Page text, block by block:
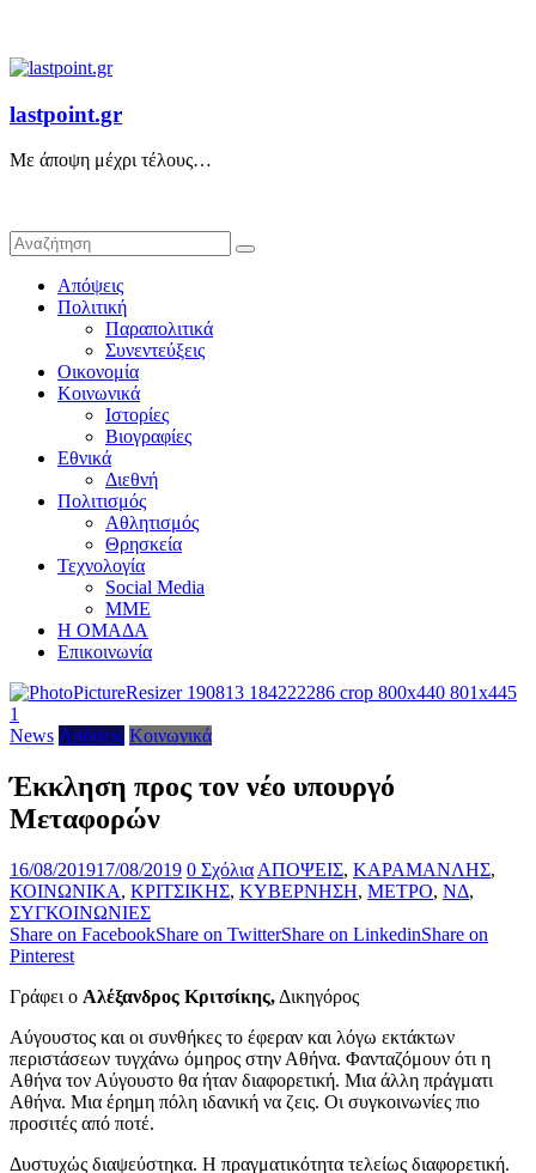
lastpoint.gr
Με άποψη μέχρι τέλους…
Απόψεις
Πολιτική
Παραπολιτικά
Συνεντεύξεις
Οικονομία
Κοινωνικά
Ιστορίες
Βιογραφίες
Εθνικά
Διεθνή
Πολιτισμός
Αθλητισμός
Θρησκεία
Τεχνολογία
Social Media
ΜΜΕ
Η ΟΜΑΔΑ
Επικοινωνία
News Απόψεις Κοινωνικά
Έκκληση προς τον νέο υπουργό
Μεταφορών
16/08/201917/08/2019 0 Σχόλια ΑΠΟΨΕΙΣ, ΚΑΡΑΜΑΝΛΗΣ,
ΚΟΙΝΩΝΙΚΑ, ΚΡΙΤΣΙΚΗΣ, ΚΥΒΕΡΝΗΣΗ, ΜΕΤΡΟ, ΝΔ,
ΣΥΓΚΟΙΝΩΝΙΕΣ
Share on FacebookShare on TwitterShare on LinkedinShare on
Pinterest
Γράφει ο Αλέξανδρος Κριτσίκης, Δικηγόρος
Αύγουστος και οι συνθήκες το έφεραν και λόγω εκτάκτων
περιστάσεων τυγχάνω όμηρος στην Αθήνα. Φανταζόμουν ότι η
Αθήνα τον Αύγουστο θα ήταν διαφορετική. Μια άλλη πράγματι
Αθήνα. Μια έρημη πόλη ιδανική να ζεις. Οι συγκοινωνίες πιο
προσιτές από ποτέ.
Δυστυχώς διαψεύστηκα. Η πραγματικότητα τελείως διαφορετική.